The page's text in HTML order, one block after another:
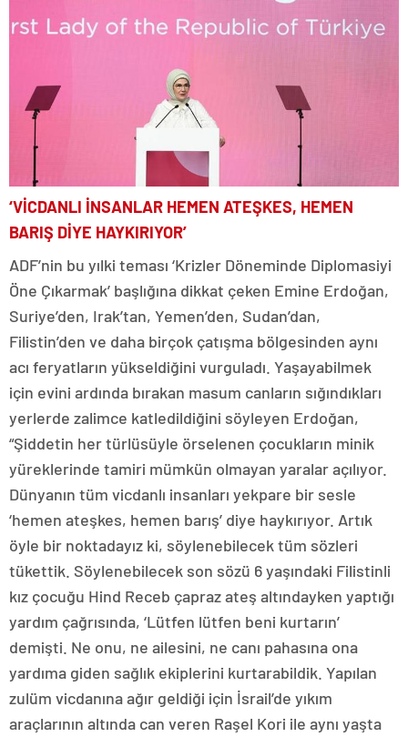
‘VİCDANLI İNSANLAR HEMEN ATEŞKES, HEMEN
BARIŞ DİYE HAYKIRIYOR’
ADF’nin bu yılki teması ‘Krizler Döneminde Diplomasiyi
Öne Çıkarmak’ başlığına dikkat çeken Emine Erdoğan,
Suriye’den, Irak’tan, Yemen’den, Sudan’dan,
Filistin’den ve daha birçok çatışma bölgesinden aynı
acı feryatların yükseldiğini vurguladı. Yaşayabilmek
için evini ardında bırakan masum canların sığındıkları
yerlerde zalimce katledildiğini söyleyen Erdoğan,
“Şiddetin her türlüsüyle örselenen çocukların minik
yüreklerinde tamiri mümkün olmayan yaralar açılıyor.
Dünyanın tüm vicdanlı insanları yekpare bir sesle
‘hemen ateşkes, hemen barış’ diye haykırıyor. Artık
öyle bir noktadayız ki, söylenebilecek tüm sözleri
tükettik. Söylenebilecek son sözü 6 yaşındaki Filistinli
kız çocuğu Hind Receb çapraz ateş altındayken yaptığı
yardım çağrısında, ‘Lütfen lütfen beni kurtarın’
demişti. Ne onu, ne ailesini, ne canı pahasına ona
yardıma giden sağlık ekiplerini kurtarabildik. Yapılan
zulüm vicdanına ağır geldiği için İsrail’de yıkım
araçlarının altında can veren Raşel Kori ile aynı yaşta